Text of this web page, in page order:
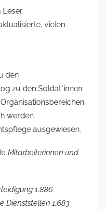
Leser
vielen
den
zu den Soldat*innen
werden
ausgewiesen.
Mitarbeiterinnen und
1.886
Dienststellen 1.683